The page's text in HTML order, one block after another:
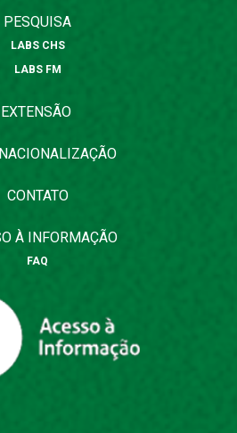
PESQUISA
LABS CHS
LABS FM
EXTENSÃO
CONTATO
À INFORMAÇÃO
FAQ